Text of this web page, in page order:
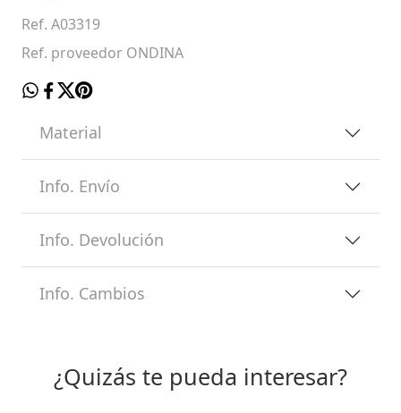
Ref. A03319
Ref. proveedor ONDINA
Material
Info. Envío
Info. Devolución
Info. Cambios
¿Quizás te pueda interesar?